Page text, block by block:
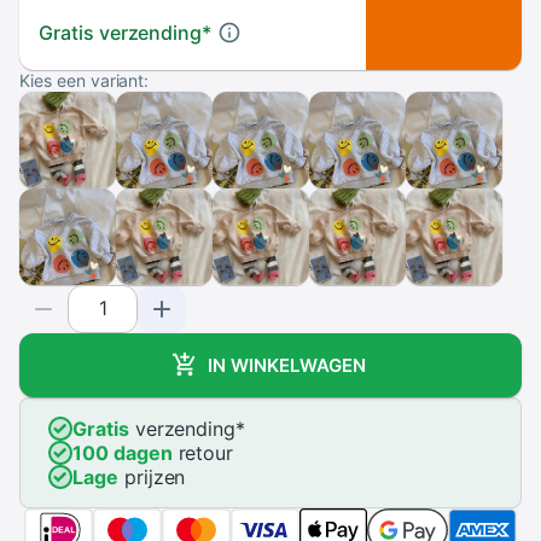
Gratis verzending*
Kies een variant:
IN WINKELWAGEN
Gratisverzending*
100 dagen retour
Lage prijzen